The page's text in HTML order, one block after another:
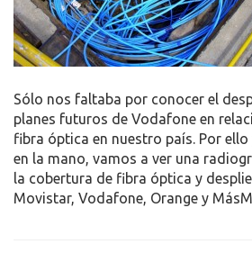
Sólo nos faltaba por conocer el
planes futuros de Vodafone en
fibra óptica en nuestro país. Por
en la mano, vamos a ver una
la cobertura de fibra óptica y
Movistar, Vodafone, Orange y